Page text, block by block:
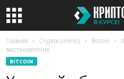
Главная Cryptocurrency Bitcoin
восстановление
BITCOIN